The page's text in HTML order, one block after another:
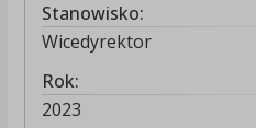
Stanowisko:
Wicedyrektor
Rok:
2023